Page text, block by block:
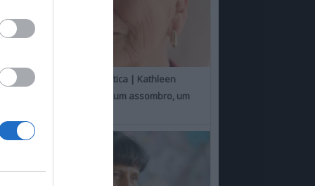
Um Toque Familiar, a Crítica | Kathleen
Chalfant é um espanto, um assombro, um